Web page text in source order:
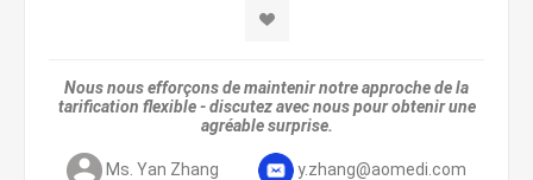
Nous nous efforçons de maintenir notre approche de la
tarification flexible - discutez avec nous pour obtenir une
agréable surprise.
Ms. Yan Zhang
y.zhang@aomedi.com